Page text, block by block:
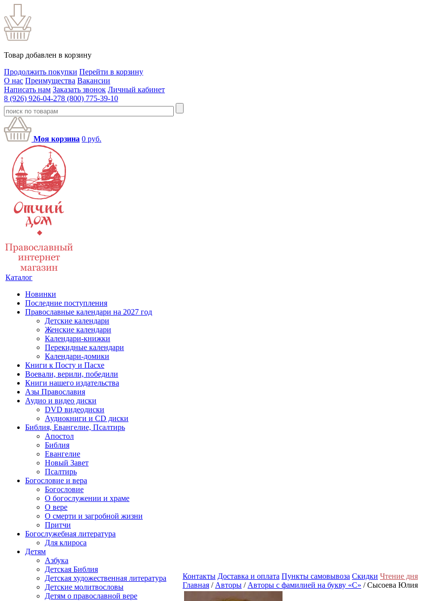
Товар добавлен в корзину
Продолжить покупки Перейти в корзину
О нас Преимущества Вакансии
Написать нам Заказать звонок Личный кабинет
8 (926) 926-04-278 (800) 775-39-10
Моя корзина 0 руб.
Каталог
Новинки
Последние поступления
Православные календари на 2027 год
Детские календари
Женские календари
Календари-книжки
Перекидные календари
Календари-домики
Книги к Посту и Пасхе
Воевали, верили, победили
Книги нашего издательства
Азы Православия
Аудио и видео диски
DVD видеодиски
Аудиокниги и CD диски
Библия, Евангелие, Псалтирь
Апостол
Библия
Евангелие
Новый Завет
Псалтирь
Богословие и вера
Богословие
О богослужении и храме
О вере
О смерти и загробной жизни
Притчи
Богослужебная литература
Для клироса
Детям
Азбука
Детская Библия
Детская художественная литература
Детские молитвословы
Детям о православной вере
Контакты Доставка и оплата Пункты самовывоза Скидки Чтение дня
Главная / Авторы / Авторы с фамилией на букву «С» / Сысоева Юлия